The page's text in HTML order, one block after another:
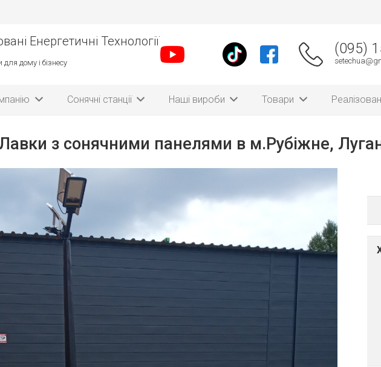
Енергетичні Технології
для дому і бізнесу
(095)
Сонячні станції Наші вироби Товари
з сонячними панелями в м.Рубіжне,